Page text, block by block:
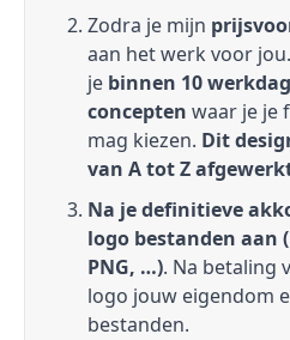
Zodra je mijn
aan het werk voor
je binnen 10
concepten waar je je
mag kiezen. Dit
van A tot Z
Na je definitieve
logo bestanden aan
PNG, …). Na betaling
logo jouw eigendom
bestanden.